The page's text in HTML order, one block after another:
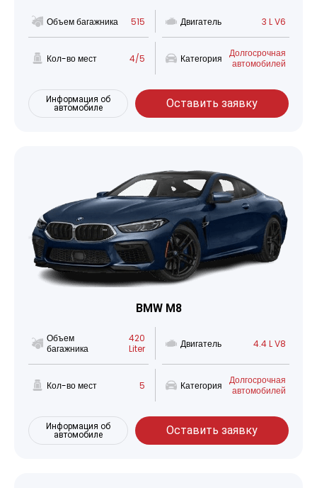
Объем багажника 515 Двигатель 3 L V6
Кол-во мест 4/5 Категория
Долгосрочная
автомобилей
Информация об
автомобиле
Оставить заявку
BMW M8
Объем
багажника
420
Liter
Двигатель 4.4 L V8
Кол-во мест 5 Категория
Долгосрочная
автомобилей
Информация об
автомобиле
Оставить заявку